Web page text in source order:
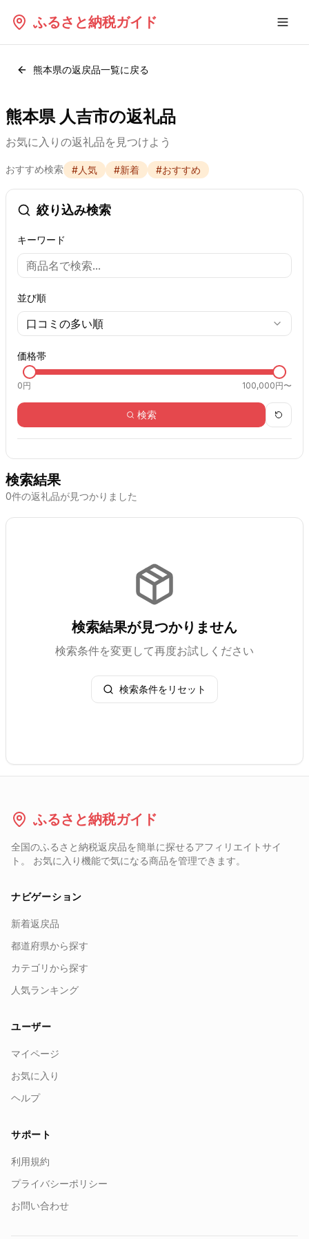
ふるさと納税ガイド
熊本県の返戻品一覧に戻る
熊本県 人吉市の返礼品
お気に入りの返礼品を見つけよう
おすすめ検索 #人気 #新着 #おすすめ
絞り込み検索
キーワード
並び順
口コミの多い順
価格帯
0円 100,000円〜
検索
検索結果
0件の返礼品が見つかりました
検索結果が見つかりません
検索条件を変更して再度お試しください
検索条件をリセット
ふるさと納税ガイド
全国のふるさと納税返戻品を簡単に探せるアフィリエイトサイ
ト。 お気に入り機能で気になる商品を管理できます。
ナビゲーション
新着返戻品
都道府県から探す
カテゴリから探す
人気ランキング
ユーザー
マイページ
お気に入り
ヘルプ
サポート
利用規約
プライバシーポリシー
お問い合わせ